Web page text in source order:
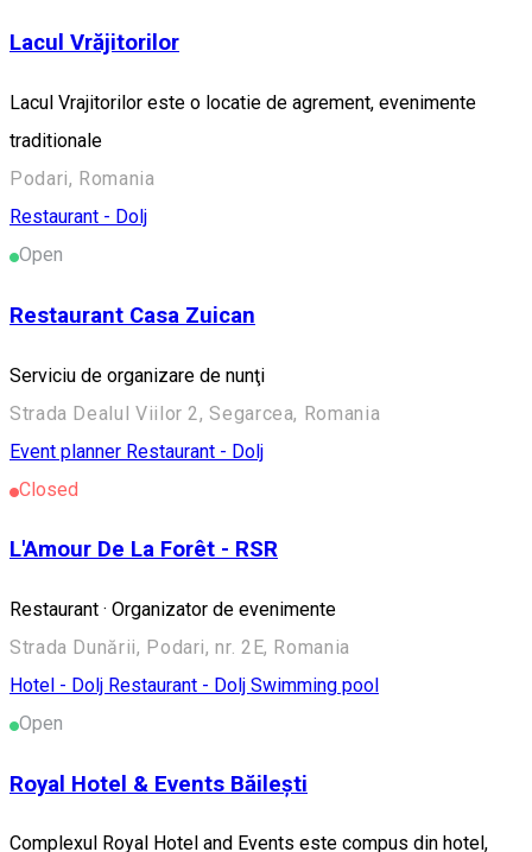
Lacul Vrăjitorilor
Lacul Vrajitorilor este o locatie de agrement, evenimente
traditionale
Podari, Romania
Restaurant - Dolj
Open
Restaurant Casa Zuican
Serviciu de organizare de nunţi
Strada Dealul Viilor 2, Segarcea, Romania
Event planner Restaurant - Dolj
Closed
L'Amour De La Forêt - RSR
Restaurant · Organizator de evenimente
Strada Dunării, Podari, nr. 2E, Romania
Hotel - Dolj Restaurant - Dolj Swimming pool
Open
Royal Hotel & Events Băilești
Complexul Royal Hotel and Events este compus din hotel,